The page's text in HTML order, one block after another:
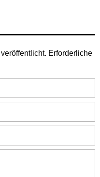
Erforderliche